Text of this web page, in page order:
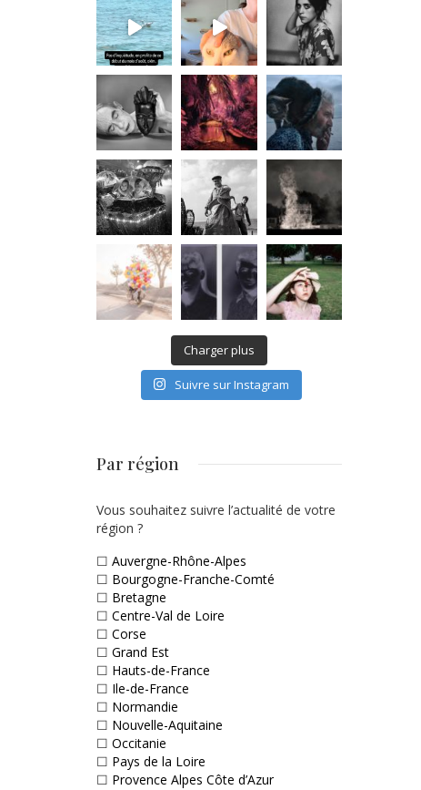
Charger plus
Suivre sur Instagram
Par région
Vous souhaitez suivre l’actualité de votre
région ?
☐ Auvergne-Rhône-Alpes
☐ Bourgogne-Franche-Comté
☐ Bretagne
☐ Centre-Val de Loire
☐ Corse
☐ Grand Est
☐ Hauts-de-France
☐ Ile-de-France
☐ Normandie
☐ Nouvelle-Aquitaine
☐ Occitanie
☐ Pays de la Loire
☐ Provence Alpes Côte d’Azur